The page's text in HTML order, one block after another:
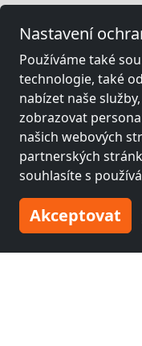
Nastavení
Používáme také
technologie, také
nabízet naše
zobrazovat
našich webových
partnerských
souhlasíte s
Akceptovat